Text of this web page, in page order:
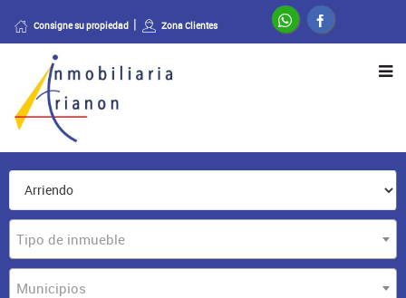
Consigne su propiedad Zona Clientes
Tipo de inmueble
Municipios